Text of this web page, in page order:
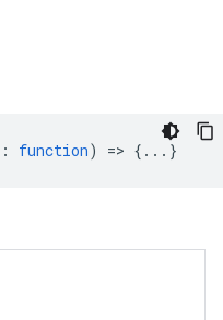
: function) => {...}